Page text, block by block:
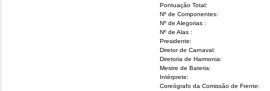
Pontuação Total:
Nº de Componentes:
Nº de Alegorias :
Nº de Alas :
Presidente:
Diretor de Carnaval:
Diretoria de Harmonia:
Mestre de Bateria:
Intérprete:
Coreógrafo da Comissão de Frente: